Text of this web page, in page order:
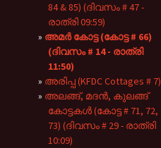
84 & 85) (ദിവസം # 47 -
രാത്രി 09:59)
അമർ കോട്ട (കോട്ട # 66)
(ദിവസം # 14 - രാത്രി
11:50)
അരിപ്പ (KFDC Cottages # 7)
അലങ്ങ്, മദൻ, കുലങ്ങ്
കോട്ടകൾ (കോട്ട # 71, 72,
73) (ദിവസം # 29 - രാത്രി
10:09)